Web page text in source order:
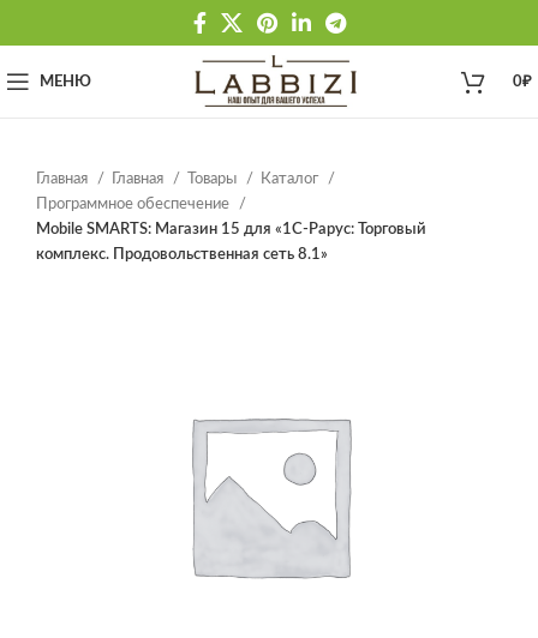
МЕНЮ 0₽
Главная Главная Товары
Каталог
Программное обеспечение
Mobile SMARTS: Магазин 15 для «1С-Рарус: Торговый
комплекс. Продовольственная сеть 8.1»